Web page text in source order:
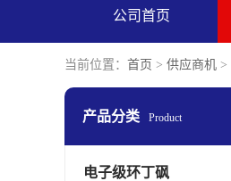
公司首页
当前位置： 首页 > 供应商机 >
产品分类 Product
电子级环丁砜